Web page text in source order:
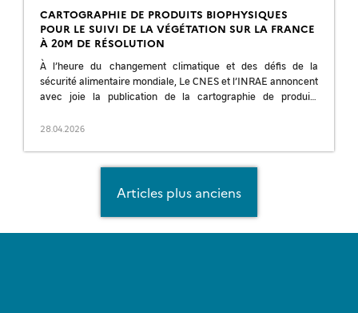
CARTOGRAPHIE DE PRODUITS BIOPHYSIQUES
POUR LE SUIVI DE LA VÉGÉTATION SUR LA FRANCE
À 20M DE RÉSOLUTION
À l’heure du changement climatique et des défis de la
sécurité alimentaire mondiale, Le CNES et l’INRAE annoncent
avec joie la publication de la cartographie de produits
28.04.2026
Articles plus anciens